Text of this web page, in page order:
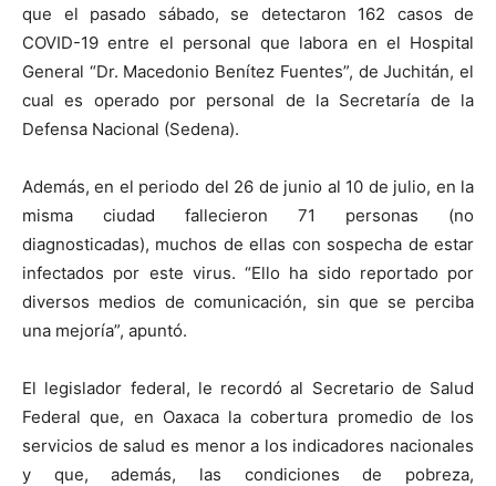
que el pasado sábado, se detectaron 162 casos de
COVID-19 entre el personal que labora en el Hospital
General “Dr. Macedonio Benítez Fuentes”, de Juchitán, el
cual es operado por personal de la Secretaría de la
Defensa Nacional (Sedena).
Además, en el periodo del 26 de junio al 10 de julio, en la
misma ciudad fallecieron 71 personas (no
diagnosticadas), muchos de ellas con sospecha de estar
infectados por este virus. “Ello ha sido reportado por
diversos medios de comunicación, sin que se perciba
una mejoría”, apuntó.
El legislador federal, le recordó al Secretario de Salud
Federal que, en Oaxaca la cobertura promedio de los
servicios de salud es menor a los indicadores nacionales
y que, además, las condiciones de pobreza,